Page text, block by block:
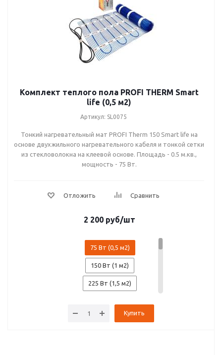
TF-200 (5 м.кв.)
TF-200 (6 м.кв.)
TF-200 (7 м.кв.)
TF-200 (9 м.кв.)
TF-200 (10 м.кв.)
Комплект теплого пола PROFI THERM Smart
life (0,5 м2)
Артикул: SL0075
Тонкий нагревательный мат PROFI Therm 150 Smart life на
основе двухжильного нагревательного кабеля и тонкой сетки
из стекловолокна на клеевой основе. Площадь - 0.5 м.кв.,
мощность - 75 Вт.
2 200руб/шт
75 Вт (0,5 м2)
150 Вт (1 м2)
225 Вт (1,5 м2)
Купить